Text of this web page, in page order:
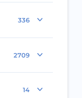
336
2709
14